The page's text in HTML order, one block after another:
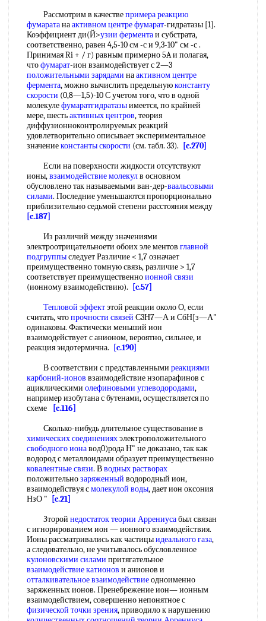
Рассмотрим в качествепримера реакцию
фумаратанаактивном центрефумарат-гидратазы [1].
Коэффициент ди(Й>узии ферментаи субстрата,
соответственно, равен 4,5-10 см -с и 9,3-10" см -с .
Принимая Ri + / г) равным примерно 5A и полагая,
чтофумарат-ион взаимодействует с 2—3
положительными зарядами наактивном центре
фермента, можно вычислить предельнуюконстанту
скорости (0,8—1,5)-10 С учетом того, что в одной
молекулефумаратгидратазыимеется, по крайней
мере, шестьактивных центров, теория
диффузионноконтролируемых реакций
удовлетворительно описывает экспериментальное
значениеконстанты скорости (см. табл. 33).
[c.270]
Если на поверхности жидкости отсутствуют
ионы,взаимодействие молекулв основном
обусловлено так называемыми ван-дер-ваальсовыми
силами. Последние уменьшаются пропорционально
приблизительно седьмой степени расстояния между
[c.187]
Из различий между значениями
электроотрицательноети обоих эле ментов главной
подгруппыследует Различие < 1,7 означает
преимущественно томную связь, различие > 1,7
соответствует преимущественноионной связи
(ионному взаимодействию).
[c.57]
Тепловой эффектэтой реакции около О, если
считать, чтопрочности связей С3Н7—А и СбН[з—А"
одинаковы. Фактически меньший ион
взаимодействует с анионом, вероятно, сильнее, и
реакция эндотермична.
[c.190]
В соответствии с представленными реакциями
карбоний-ионов взаимодействие нзопарафинов с
ациклическими олефиновыми углеводородами,
например изобутана с бутенами, осуществляется по
схеме
[c.116]
Сколько-нибудь длительное существование в
химических соединенияхэлектроположительного
свободного ионавод0)рода Н" не доказано, так как
водород с металлоидами образует преимущественно
ковалентные связи. Вводных растворах
положительнозаряженный водородный ион,
взаимодействуя смолекулой воды, дает ион оксония
НзО "
[c.21]
Зторой недостаток теории Аррениусабыл связан
с игнорированием ион — ионного взаимодействия.
Ионы рассматривались как частицыидеального газа,
а следовательно, не учитывалось обусловленное
кулоновскими силами притягательное
взаимодействие катионов и анионов и
отталкивательное взаимодействиеодноименно
заряженных ионов. Пренебрежение ион— ионным
взаимодействием, совершенно непонятное с
физической точки зрения, приводило к нарушению